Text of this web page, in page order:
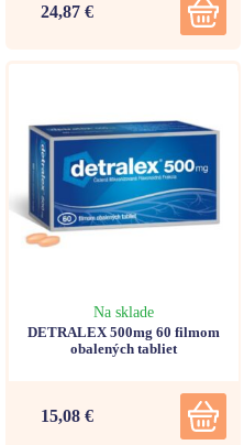
24,87 €
Na sklade
DETRALEX 500mg 60 filmom
obalených tabliet
15,08 €